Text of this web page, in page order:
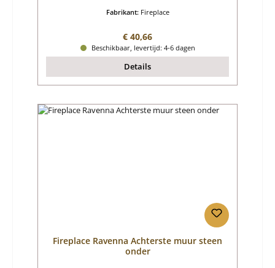
Fabrikant: Fireplace
Normale prijs:
€ 40,66
Beschikbaar, levertijd: 4-6 dagen
Details
Fireplace Ravenna Achterste muur steen
onder